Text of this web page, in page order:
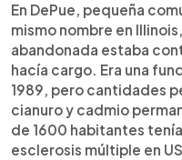
En DePue, pequeña
mismo nombre en
abandonada estaba
hacía cargo. Era una
1989, pero cantidades
cianuro y cadmio
de 1600 habitantes
esclerosis múltiple en